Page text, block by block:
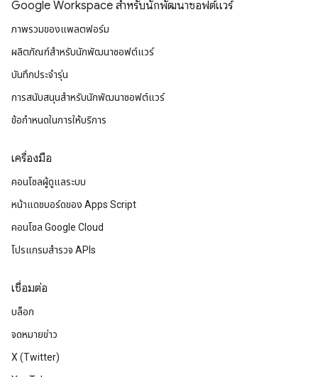
Google Workspace สําหรับนักพัฒนาซอฟต์แวร์
ภาพรวมของแพลตฟอร์ม
ผลิตภัณฑ์สําหรับนักพัฒนาซอฟต์แวร์
บันทึกประจำรุ่น
การสนับสนุนสำหรับนักพัฒนาซอฟต์แวร์
ข้อกำหนดในการให้บริการ
เครื่องมือ
คอนโซลผู้ดูแลระบบ
หน้าแดชบอร์ดของ Apps Script
คอนโซล Google Cloud
โปรแกรมสำรวจ APIs
เชื่อมต่อ
บล็อก
จดหมายข่าว
X (Twitter)